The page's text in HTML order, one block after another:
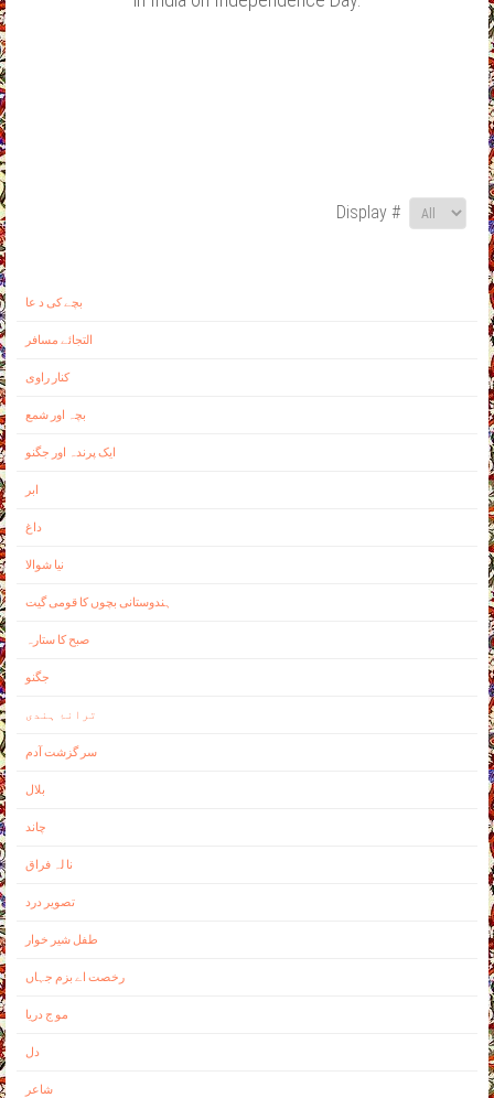
Display #
بچے کی د عا
التجائے مسافر
کنار راوی
بچہ اور شمع
ايک پرندہ اور جگنو
ابر
داغ
نيا شوالا
ہندوستانی بچوں کا قومی گيت
صبح کا ستارہ
جگنو
ترانۂ ہندی
سر گزشت آدم
بلال
چاند
نا لہ فراق
تصوير درد
طفل شير خوار
رخصت اے بزم جہاں
مو ج دريا
دل
شاعر